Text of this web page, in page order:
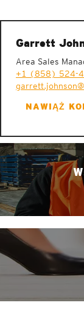
Garrett
Area Sales
+1 (858) 524-
NAWIĄŻ